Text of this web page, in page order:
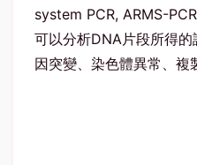
system PCR, ARMS-
可以分析DNA片段所得
因突變、染色體異常、複